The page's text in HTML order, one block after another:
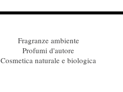
Fragranze ambiente
Profumi d'autore
Cosmetica naturale e biologica